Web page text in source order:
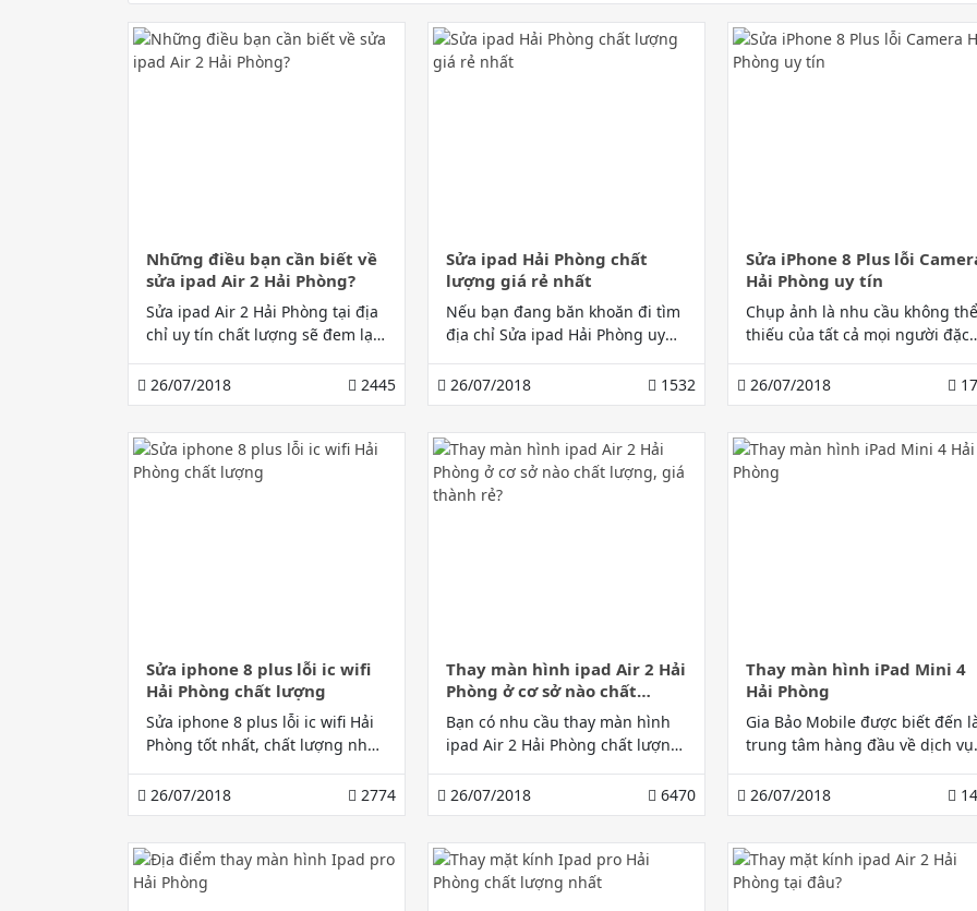
Những điều bạn cần biết về
sửa ipad Air 2 Hải Phòng?
Sửa ipad Air 2 Hải Phòng tại địa
chỉ uy tín chất lượng sẽ đem lại
Gia Bảo mobile 168 Lạch Tray là
địa chỉ đem đến trải nghiệm về
bạn.
26/07/2018 2445
Sửa ipad Hải Phòng chất
lượng giá rẻ nhất
Nếu bạn đang băn khoăn đi tìm
địa chỉ Sửa ipad Hải Phòng uy
Bảo Mobile là gợi ý tuyệt vời
nhất chúng tôi dành cho bạn.
26/07/2018 1532
Sửa iPhone 8 Plus lỗi
Hải Phòng uy tín
Chụp ảnh là nhu cầu không thể
thiếu của tất cả mọi người đặc
khi điện thoại của bạn bị hỏng
camera thì nên làm thế nào?
8 plus lỗi camera Hải Phòng!
26/07/2018
Sửa iphone 8 plus lỗi ic wifi
Hải Phòng chất lượng
Sửa iphone 8 plus lỗi ic wifi Hải
Phòng tốt nhất, chất lượng nhất
tìm thấy tại Gia Bảo Mobile.
26/07/2018 2774
Thay màn hình ipad Air 2 Hải
Phòng ở cơ sở nào chất
lượng, giá thành rẻ?
Bạn có nhu cầu thay màn hình
ipad Air 2 Hải Phòng chất lượng
Bảo mobile 168 Lạch Tray với
dịch vụ uy tín hàng đầu được
tin dùng sẽ là một lựa chọn
26/07/2018 6470
Thay màn hình iPad Mini 4
Hải Phòng
Gia Bảo Mobile được biết đến
trung tâm hàng đầu về dịch vụ
Mini 4 Hải Phòng uy tín và chất
lượng. Hãy đến và trải nghiệm
26/07/2018